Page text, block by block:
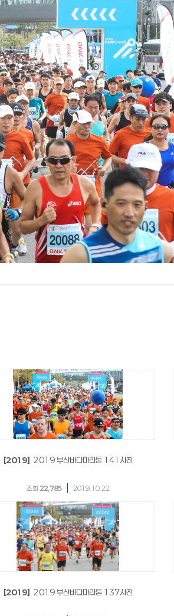
[2019] 2019 부산바다마라톤 141사진
조회 22,785 2019.10.22
[2019] 2019 부산바다마라톤 137사진